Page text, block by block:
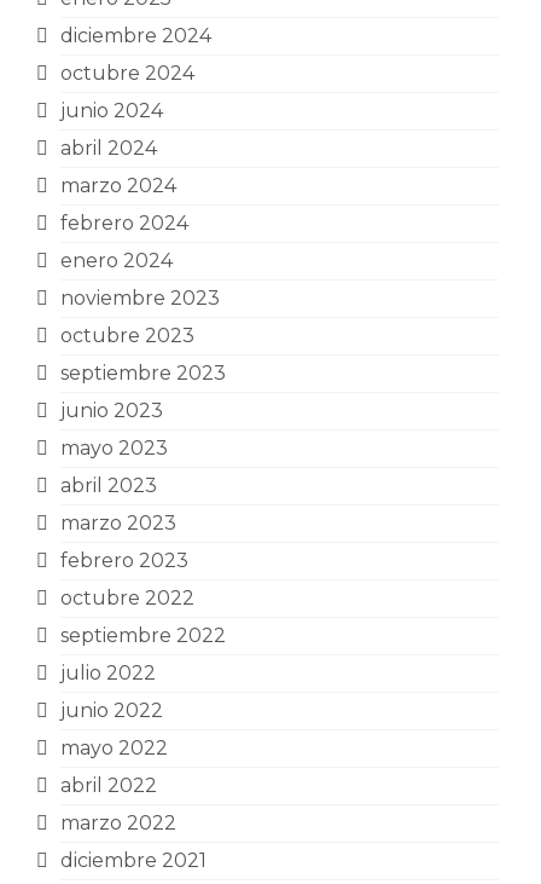
diciembre 2024
octubre 2024
junio 2024
abril 2024
marzo 2024
febrero 2024
enero 2024
noviembre 2023
octubre 2023
septiembre 2023
junio 2023
mayo 2023
abril 2023
marzo 2023
febrero 2023
octubre 2022
septiembre 2022
julio 2022
junio 2022
mayo 2022
abril 2022
marzo 2022
diciembre 2021